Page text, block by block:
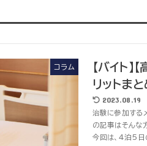
コラム
【バイト
リットまと
2023.08.19
治験に参加する
の記事はそんな
今回は、4泊5日